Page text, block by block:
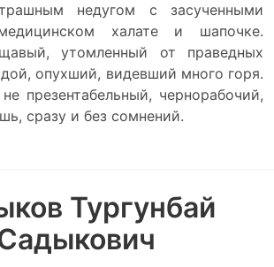
недугом с засученными
халате и шапочке.
утомленный от праведных
опухший, видевший много горя.
презентабельный, чернорабочий,
сразу и без сомнений.
Тургунбай